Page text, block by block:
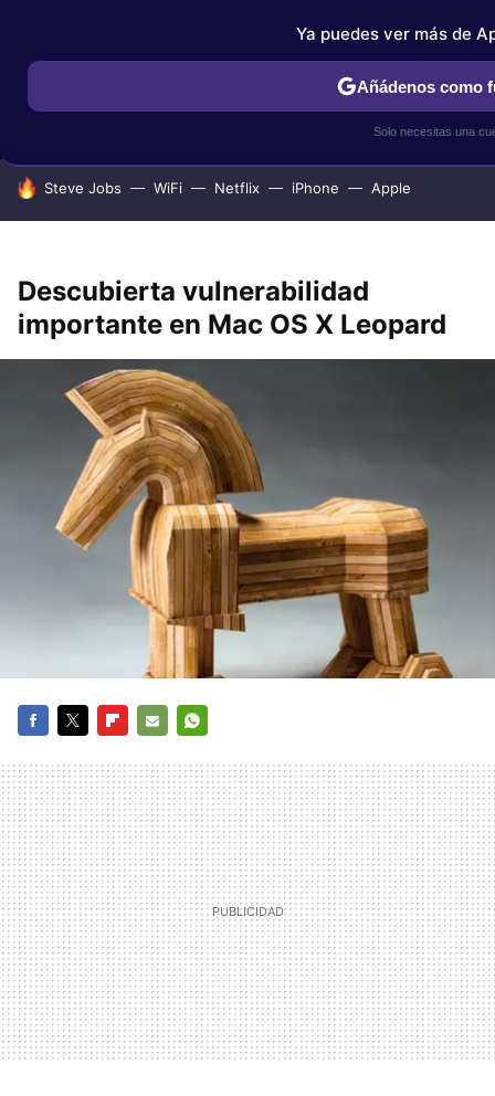
MENÚ NUEVO
APPLESFERA SELECCIÓN IOS
HOY SE HABLA DE
Steve Jobs WiFi Netflix iPhone Apple
Descubierta vulnerabilidad
importante en Mac OS X Leopard
MAIL
Ya puedes ver más de
Añádenos como
Solo necesitas una